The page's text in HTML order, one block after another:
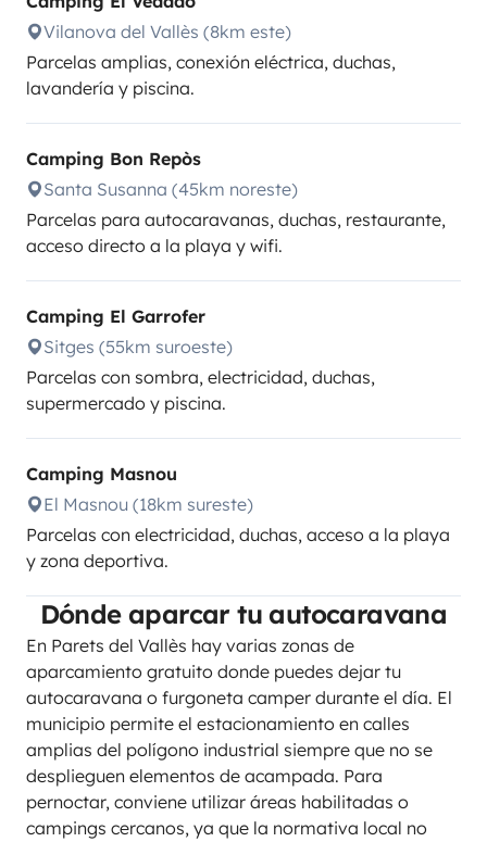
Vilanova del Vallès (8km este)
Parcelas amplias, conexión eléctrica, duchas,
lavandería y piscina.
Camping Bon Repòs
Santa Susanna (45km noreste)
Parcelas para autocaravanas, duchas, restaurante,
acceso directo a la playa y wifi.
Camping El Garrofer
Sitges (55km suroeste)
Parcelas con sombra, electricidad, duchas,
supermercado y piscina.
Camping Masnou
El Masnou (18km sureste)
Parcelas con electricidad, duchas, acceso a la playa
y zona deportiva.
Dónde aparcar tu autocaravana
En Parets del Vallès hay varias zonas de
aparcamiento gratuito donde puedes dejar tu
autocaravana o furgoneta camper durante el día. El
municipio permite el estacionamiento en calles
amplias del polígono industrial siempre que no se
desplieguen elementos de acampada. Para
pernoctar, conviene utilizar áreas habilitadas o
campings cercanos, ya que la normativa local no